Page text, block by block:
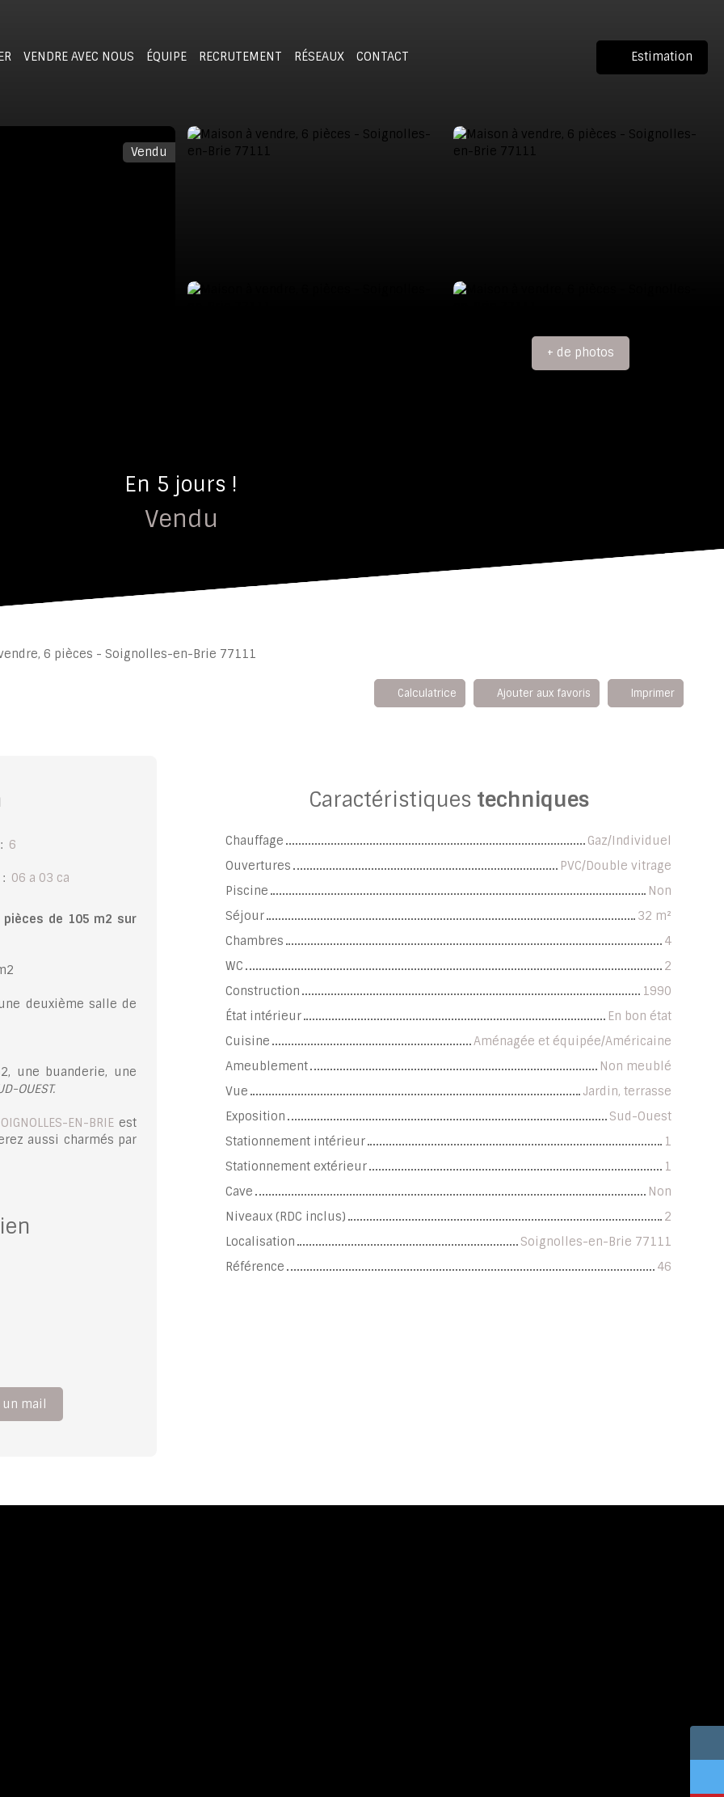
VENDRE AVEC NOUS ÉQUIPE RECRUTEMENT RÉSEAUX CONTACT Estimation
Vendu
+ de photos
En 5 jours !
Vendu
6 pièces - Soignolles-en-Brie 77111
Calculatrice Ajouter aux favoris Imprimer
6
: 06 a 03 ca
de 105 m2 sur
deuxième salle de
une buanderie, une
OUEST.
EN-BRIE est
aussi charmés par
mail
Caractéristiques techniques
Chauffage
Gaz/Individuel
Ouvertures
PVC/Double vitrage
Piscine
Non
Séjour
32 m²
Chambres
4
WC
2
Construction
1990
État intérieur
En bon état
Cuisine
Aménagée et équipée/Américaine
Ameublement
Non meublé
Vue
Jardin, terrasse
Exposition
Sud-Ouest
Stationnement intérieur
1
Stationnement extérieur
1
Cave
Non
Niveaux (RDC inclus)
2
Localisation
Soignolles-en-Brie 77111
Référence
46